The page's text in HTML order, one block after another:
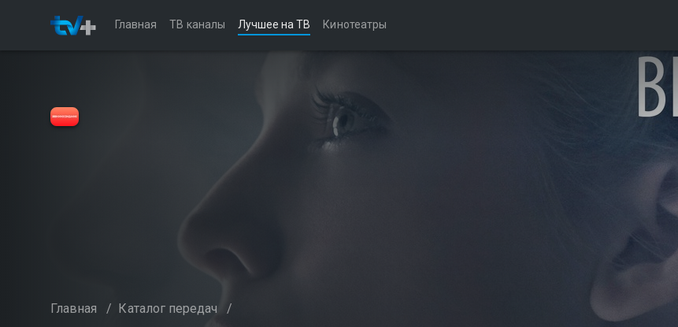
Главная ТВ каналы Лучшее на ТВ Кинотеатры
Главная / Каталог передач /